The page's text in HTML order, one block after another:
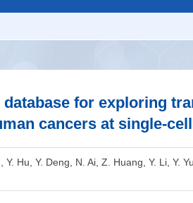
for exploring
cancers at single-
Hu, Y. Deng, N. Ai, Z. Huang, Y. Li, Y.